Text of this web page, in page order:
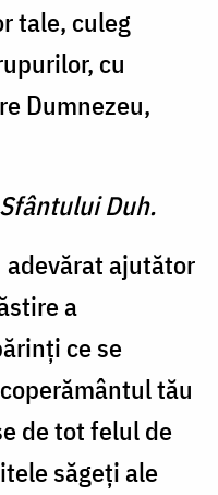
tale, culeg
cu
Dumnezeu,
Duh.
ajutător
a
ce se
tău
de tot felul de
săgeți ale